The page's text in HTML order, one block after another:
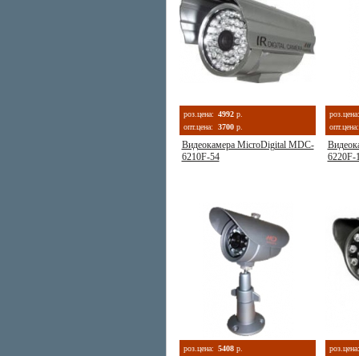
роз.цена: 4992 р.
опт.цена:
3700 р.
Видеокамера MicroDigital MDC-
6210F-54
роз.цена:
опт.цена:
6220F-
роз.цена: 5408 р.
роз.цена: